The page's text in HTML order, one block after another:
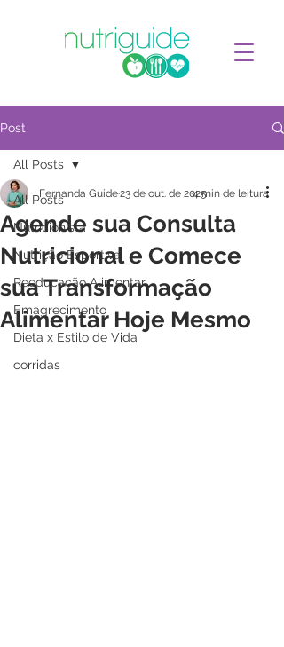
Post
All Posts
Nutricionista
Nutrição Esportiva
Reeducação Alimentar
Emagrecimento
Dieta x Estilo de Vida
corridas
All Posts
Agende sua Consulta
Nutricional e Comece
sua Transformação
Alimentar Hoje Mesmo
Fernanda Guide23 de out. de 20254 min de leitura